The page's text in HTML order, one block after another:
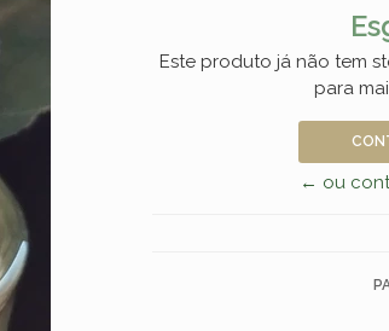
Este produto já não tem
para
← ou